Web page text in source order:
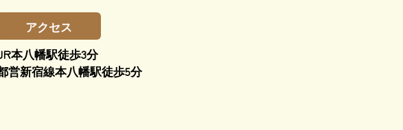
アクセス
本八幡駅徒歩3分
営新宿線本八幡駅徒歩5分